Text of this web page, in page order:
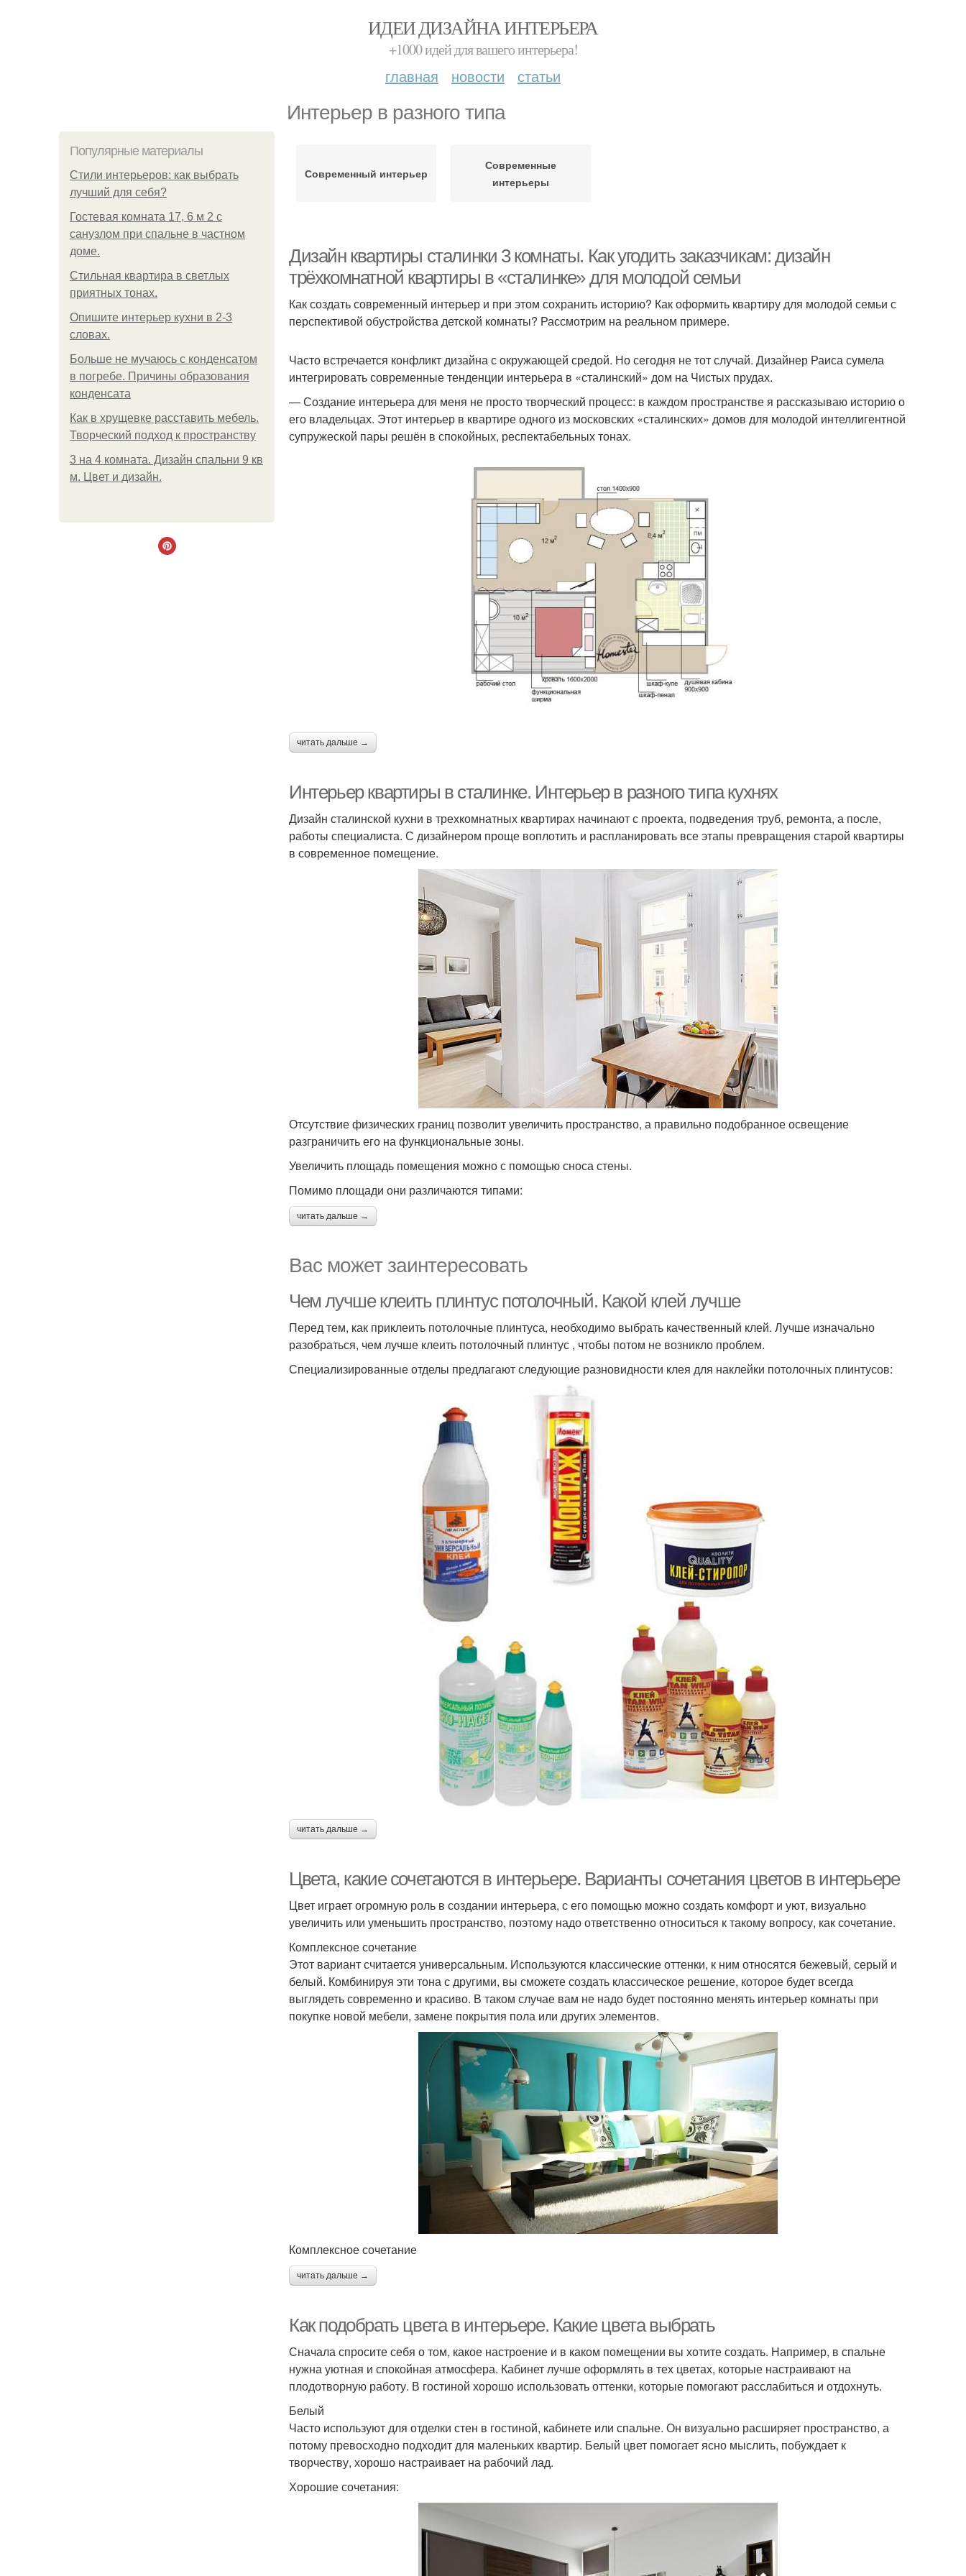
ИДЕИ ДИЗАЙНА ИНТЕРЬЕРА
+1000 идей для вашего интерьера!
главная новости статьи
Интерьер в разного типа
Популярные материалы
Стили интерьеров: как выбрать
лучший для себя?
Гостевая комната 17, 6 м 2 с
санузлом при спальне в частном
доме.
Стильная квартира в светлых
приятных тонах.
Опишите интерьер кухни в 2-3
словах.
Больше не мучаюсь с конденсатом
в погребе. Причины образования
конденсата
Как в хрущевке расставить мебель.
Творческий подход к пространству
3 на 4 комната. Дизайн спальни 9 кв
м. Цвет и дизайн.
Современный интерьер
Современные
интерьеры
Дизайн квартиры сталинки 3 комнаты. Как угодить заказчикам: дизайн
трёхкомнатной квартиры в «сталинке» для молодой семьи
Как создать современный интерьер и при этом сохранить историю? Как оформить квартиру для молодой семьи с
перспективой обустройства детской комнаты? Рассмотрим на реальном примере.
Часто встречается конфликт дизайна с окружающей средой. Но сегодня не тот случай. Дизайнер Раиса сумела
интегрировать современные тенденции интерьера в «сталинский» дом на Чистых прудах.
— Создание интерьера для меня не просто творческий процесс: в каждом пространстве я рассказываю историю о
его владельцах. Этот интерьер в квартире одного из московских «сталинских» домов для молодой интеллигентной
супружеской пары решён в спокойных, респектабельных тонах.
читать дальше →
Интерьер квартиры в сталинке. Интерьер в разного типа кухнях
Дизайн сталинской кухни в трехкомнатных квартирах начинают с проекта, подведения труб, ремонта, а после,
работы специалиста. С дизайнером проще воплотить и распланировать все этапы превращения старой квартиры
в современное помещение.
Отсутствие физических границ позволит увеличить пространство, а правильно подобранное освещение
разграничить его на функциональные зоны.
Увеличить площадь помещения можно с помощью сноса стены.
Помимо площади они различаются типами:
читать дальше →
Вас может заинтересовать
Чем лучше клеить плинтус потолочный. Какой клей лучше
Перед тем, как приклеить потолочные плинтуса, необходимо выбрать качественный клей. Лучше изначально
разобраться, чем лучше клеить потолочный плинтус , чтобы потом не возникло проблем.
Специализированные отделы предлагают следующие разновидности клея для наклейки потолочных плинтусов:
читать дальше →
Цвета, какие сочетаются в интерьере. Варианты сочетания цветов в интерьере
Цвет играет огромную роль в создании интерьера, с его помощью можно создать комфорт и уют, визуально
увеличить или уменьшить пространство, поэтому надо ответственно относиться к такому вопросу, как сочетание.
Комплексное сочетание
Этот вариант считается универсальным. Используются классические оттенки, к ним относятся бежевый, серый и
белый. Комбинируя эти тона с другими, вы сможете создать классическое решение, которое будет всегда
выглядеть современно и красиво. В таком случае вам не надо будет постоянно менять интерьер комнаты при
покупке новой мебели, замене покрытия пола или других элементов.
Комплексное сочетание
читать дальше →
Как подобрать цвета в интерьере. Какие цвета выбрать
Сначала спросите себя о том, какое настроение и в каком помещении вы хотите создать. Например, в спальне
нужна уютная и спокойная атмосфера. Кабинет лучше оформлять в тех цветах, которые настраивают на
плодотворную работу. В гостиной хорошо использовать оттенки, которые помогают расслабиться и отдохнуть.
Белый
Часто используют для отделки стен в гостиной, кабинете или спальне. Он визуально расширяет пространство, а
потому превосходно подходит для маленьких квартир. Белый цвет помогает ясно мыслить, побуждает к
творчеству, хорошо настраивает на рабочий лад.
Хорошие сочетания: